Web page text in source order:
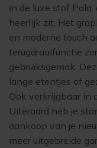
in de luxe stof
heerlijk zit. Het
en moderne touch
terugdraaifunctie
gebruiksgemak.
lange etentjes of
Ook verkrijgbaar in
Uiteraard heb je
aankoop van je
meer uitgebreide